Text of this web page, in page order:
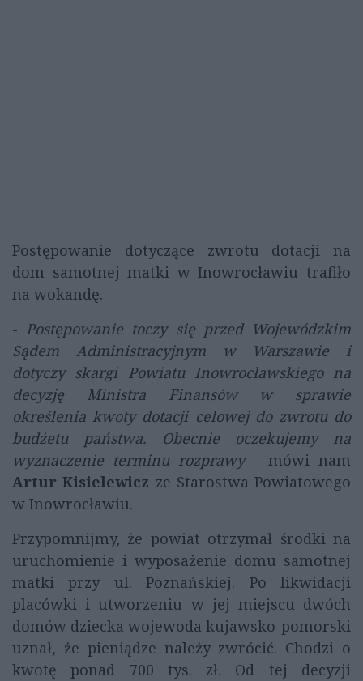
Postępowanie dotyczące zwrotu dotacji na
dom samotnej matki w Inowrocławiu trafiło
na wokandę.
- Postępowanie toczy się przed Wojewódzkim
Sądem Administracyjnym w Warszawie i
dotyczy skargi Powiatu Inowrocławskiego na
decyzję Ministra Finansów w sprawie
określenia kwoty dotacji celowej do zwrotu do
budżetu państwa. Obecnie oczekujemy na
wyznaczenie terminu rozprawy- mówi nam
Artur Kisielewicz ze Starostwa Powiatowego
w Inowrocławiu.
Przypomnijmy, że powiat otrzymał środki na
uruchomienie i wyposażenie domu samotnej
matki przy ul. Poznańskiej. Po likwidacji
placówki i utworzeniu w jej miejscu dwóch
domów dziecka wojewoda kujawsko-pomorski
uznał, że pieniądze należy zwrócić. Chodzi o
kwotę ponad 700 tys. zł. Od tej decyzji